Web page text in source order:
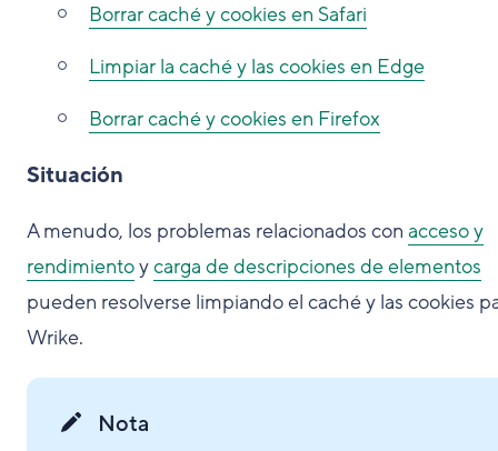
Borrar caché y cookies en Safari
Limpiar la caché y las cookies en Edge
Borrar caché y cookies en Firefox
Situación
A menudo, los problemas relacionados con acceso y
rendimientoycarga de descripciones de elementos
pueden resolverse limpiando el caché y las cookies
Wrike.
Nota